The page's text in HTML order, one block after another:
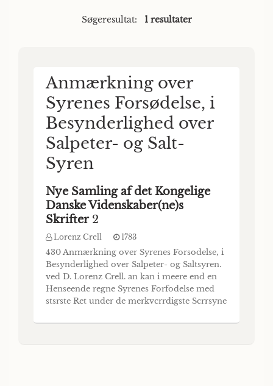
Søgeresultat: 1 resultater
Anmærkning over
Syrenes Forsødelse, i
Besynderlighed over
Salpeter- og Salt-
Syren
Nye Samling af det Kongelige
Danske Videnskaber(ne)s
Skrifter 2
Lorenz Crell 1783
430 Anmærkning over Syrenes Forsodelse, i
Besynderlighed over Salpeter- og Saltsyren.
ved D. Lorenz Crell. an kan i meere end en
Henseende regne Syrenes Forfodelse med
stsrste Ret under de merkvcrrdigste Scrrsyne
Tungen gisre ikke for Exempel de